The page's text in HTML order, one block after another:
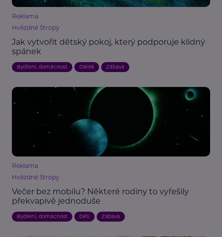
Reklama
Hvězdné Stropy
Jak vytvořit dětský pokoj, který podporuje klidný
spánek
Bydlení, domácnost Dárek Zábava
Reklama
Hvězdné Stropy
Večer bez mobilu? Některé rodiny to vyřešily
překvapivě jednoduše
Bydlení, domácnost Děti Zábava